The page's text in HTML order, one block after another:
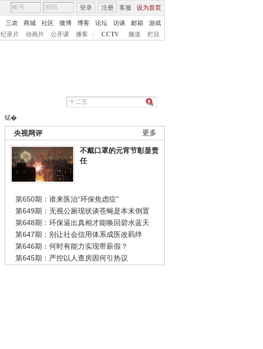
客服 设为首页
登录 注册
三农 商城 社区 微博 博客 论坛 访谈 邮箱
游戏
纪录片 动画片 公开课 播客 CCTV 频道 栏目
锘�
更多
央视网评
不戴口罩的元宵节彰显责
任
第650期：谁来医治“环保焦虑症”
第649期：无视公厕现状谈苍蝇是本末倒置
第648期：环保逼出真相才能唤回碧水蓝天
第647期：别让社会信用体系成医改羁绊
第646期：何时有能力实现带薪假？
第645期：严控以人查房因何引热议